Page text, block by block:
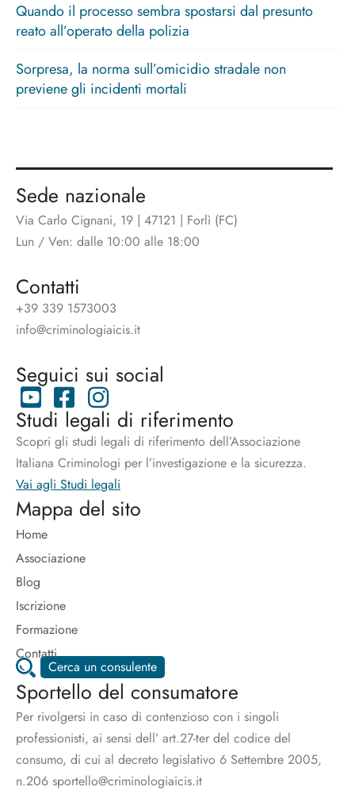
Quando il processo sembra spostarsi dal presunto
reato all’operato della polizia
Sorpresa, la norma sull’omicidio stradale non
previene gli incidenti mortali
Sede nazionale
Via Carlo Cignani, 19 | 47121 | Forlì (FC)
Lun / Ven: dalle 10:00 alle 18:00
Contatti
+39 339 1573003
info@criminologiaicis.it
Seguici sui social
Studi legali di riferimento
Scopri gli studi legali di riferimento dell’Associazione
Italiana Criminologi per l’investigazione e la sicurezza.
Vai agli Studi legali
Mappa del sito
Home
Associazione
Blog
Iscrizione
Formazione
Contatti
Cerca un consulente
Sportello del consumatore
Per rivolgersi in caso di contenzioso con i singoli
professionisti, ai sensi dell’ art.27-ter del codice del
consumo, di cui al decreto legislativo 6 Settembre 2005,
n.206 sportello@criminologiaicis.it